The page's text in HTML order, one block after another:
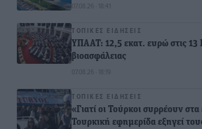
07.08.26 · 18:41
ΤΟΠΙΚΈΣ ΕΙΔΉΣΕΙΣ
ΥΠΑΑΤ: 12,5 εκατ. ευρώ στις 13
βιοασφάλειας
07.08.26 · 18:19
ΤΟΠΙΚΈΣ ΕΙΔΉΣΕΙΣ
«Γιατί οι Τούρκοι συρρέουν
Τουρκική εφημερίδα εξηγεί